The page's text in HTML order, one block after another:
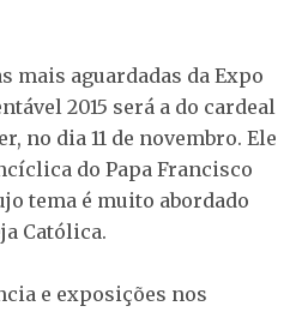
mais aguardadas da Expo
2015 será a do cardeal
no dia 11 de novembro. Ele
do Papa Francisco
tema é muito abordado
Católica.
e exposições nos